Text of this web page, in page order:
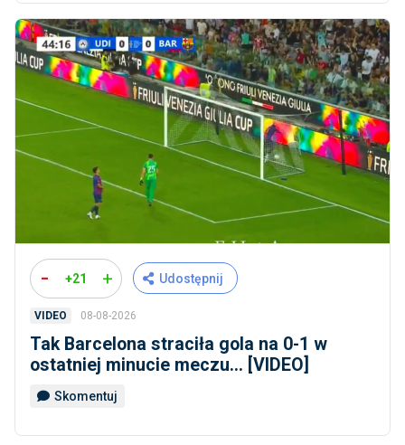
- +21 + Udostępnij
VIDEO 08-08-2026
Tak Barcelona straciła gola na 0-1 w
ostatniej minucie meczu... [VIDEO]
Skomentuj